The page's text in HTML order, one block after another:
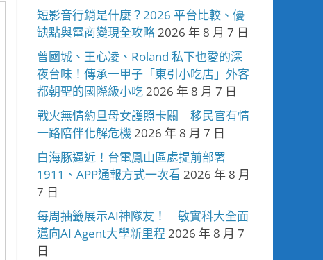
短影音行銷是什麼？2026 平台比較、優
缺點與電商變現全攻略2026 年 8 月 7 日
曾國城、王心凌、Roland 私下也愛的深
夜台味！傳承一甲子「東引小吃店」外客
都朝聖的國際級小吃2026 年 8 月 7 日
戰火無情約旦母女護照卡關 移民官有情
一路陪伴化解危機2026 年 8 月 7 日
白海豚逼近！台電鳳山區處提前部署
1911、APP通報方式一次看 2026 年 8 月
7 日
每周抽籤展示AI神隊友！ 敏實科大全面
邁向AI Agent大學新里程 2026 年 8 月 7
日